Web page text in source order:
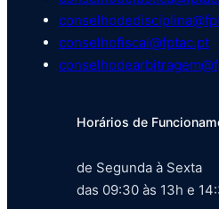
conselhofiscal@fptac.pt
Horários de
de Segunda à Sexta
das 09:30 às 13h e